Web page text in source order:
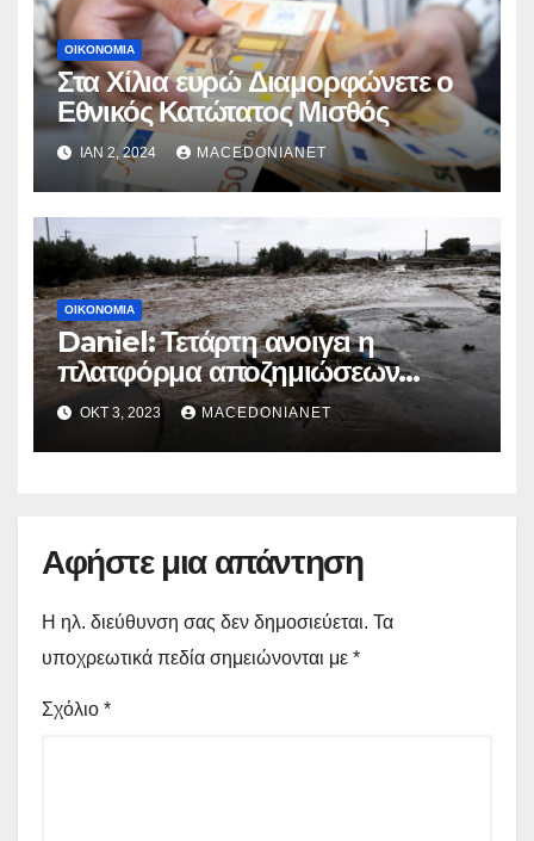
ΟΙΚΟΝΟΜΊΑ
Στα Χίλια ευρώ Διαμορφώνετε ο
Εθνικός Κατώτατος Μισθός
ΙΑΝ 2, 2024 MACEDONIANET
ΟΙΚΟΝΟΜΊΑ
Daniel: Τετάρτη ανοιγει η
πλατφόρμα αποζημιώσεων
ηλεκτρικών εγκαταστάσεων σε
πλημμυροπαθείς
ΟΚΤ 3, 2023 MACEDONIANET
Αφήστε μια απάντηση
Η ηλ. διεύθυνση σας δεν δημοσιεύεται. Τα
υποχρεωτικά πεδία σημειώνονται με *
Σχόλιο *